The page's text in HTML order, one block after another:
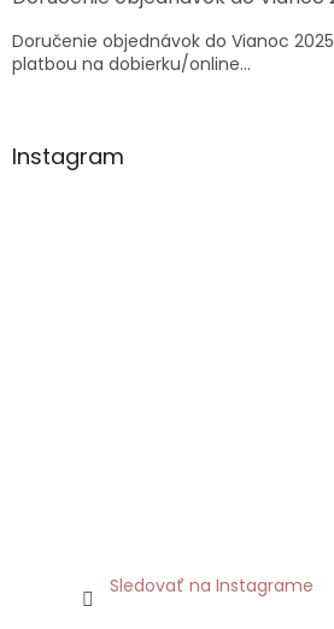
y
v
ý
Doručenie objednávok do Vianoc
platbou na dobierku/online...
Instagram
Sledovať na Instagrame